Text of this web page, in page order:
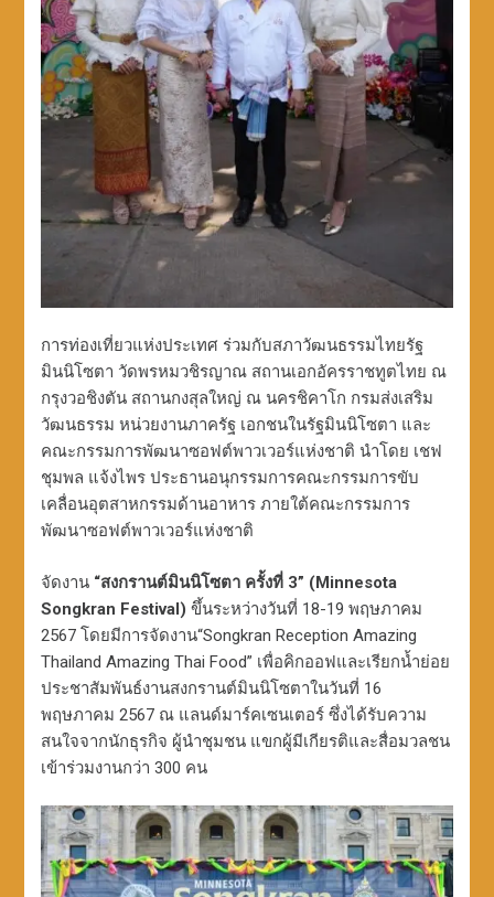
การท่องเที่ยวแห่งประเทศ ร่วมกับสภาวัฒนธรรมไทยรัฐ
มินนิโซตา วัดพรหมวชิรญาณ สถานเอกอัครราชทูตไทย ณ
กรุงวอชิงตัน สถานกงสุลใหญ่ ณ นครชิคาโก กรมส่งเสริม
วัฒนธรรม หน่วยงานภาครัฐ เอกชนในรัฐมินนิโซตา และ
คณะกรรมการพัฒนาซอฟต์พาวเวอร์แห่งชาติ นำโดย เชฟ
ชุมพล แจ้งไพร ประธานอนุกรรมการคณะกรรมการขับ
เคลื่อนอุตสาหกรรมด้านอาหาร ภายใต้คณะกรรมการ
พัฒนาซอฟต์พาวเวอร์แห่งชาติ
จัดงาน “สงกรานต์มินนิโซตา ครั้งที่ 3” (Minnesota
Songkran Festival) ขึ้นระหว่างวันที่ 18-19 พฤษภาคม
2567 โดยมีการจัดงาน“Songkran Reception Amazing
Thailand Amazing Thai Food” เพื่อคิกออฟและเรียกน้ำย่อย
ประชาสัมพันธ์งานสงกรานต์มินนิโซตาในวันที่ 16
พฤษภาคม 2567 ณ แลนด์มาร์คเซนเตอร์ ซึ่งได้รับความ
สนใจจากนักธุรกิจ ผู้นำชุมชน แขกผู้มีเกียรติและสื่อมวลชน
เข้าร่วมงานกว่า 300 คน